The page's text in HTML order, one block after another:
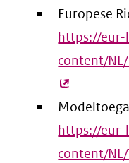
Europese
https://eur-
content/NL/
https://eur-
content/NL/